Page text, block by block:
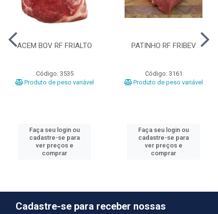
ACEM BOV RF FRIALTO
Código: 3535
Produto de peso variável
Faça seu login ou
cadastre-se para
ver preços e
comprar
PATINHO RF FRIBEV
Código: 3161
Produto de peso variável
Faça seu login ou
cadastre-se para
ver preços e
comprar
Cadastre-se para receber nossas